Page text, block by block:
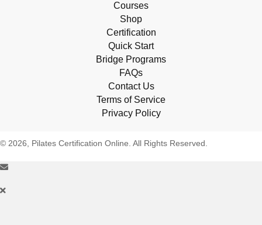
Courses
Shop
Certification
Quick Start
Bridge Programs
FAQs
Contact Us
Terms of Service
Privacy Policy
© 2026, Pilates Certification Online. All Rights Reserved.